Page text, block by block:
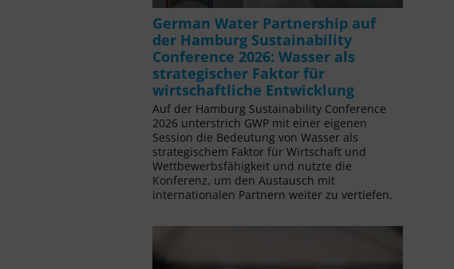
German Water Partnership auf
der Hamburg Sustainability
Conference 2026: Wasser als
strategischer Faktor für
wirtschaftliche Entwicklung
Auf der Hamburg Sustainability Conference
2026 unterstrich GWP mit einer eigenen
Session die Bedeutung von Wasser als
strategischem Faktor für Wirtschaft und
Wettbewerbsfähigkeit und nutzte die
Konferenz, um den Austausch mit
internationalen Partnern weiter zu vertiefen.